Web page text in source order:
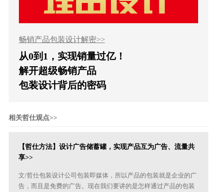
畅销产品包装设计解密>>
从0到1，实现销量过亿！
解开超级畅销产品
包装设计背后的密码
相关哲仕观点>>
【哲仕方法】设计广告储蓄罐，实现产品互为广告、流量共
享>>
文/哲仕包装设计公司包装即媒体，所以产品的包装就是企业的广
告，而且是免费的广告。现在我们要讲的是怎样通过产品的包装